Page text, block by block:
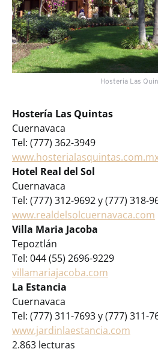
Hosteria Las
Hostería Las Quintas
Cuernavaca
Tel: (777) 362-3949
Hotel Real del Sol
Cuernavaca
Tel: (777) 312-9692 y (777) 318-
www.realdelsolcuernavaca.com
Villa Maria Jacoba
Tepoztlán
Tel: 044 (55) 2696-9229
villamariajacoba.com
La Estancia
Cuernavaca
Tel: (777) 311-7693 y (777) 311-
www.jardinlaestancia.com
2.863 lecturas